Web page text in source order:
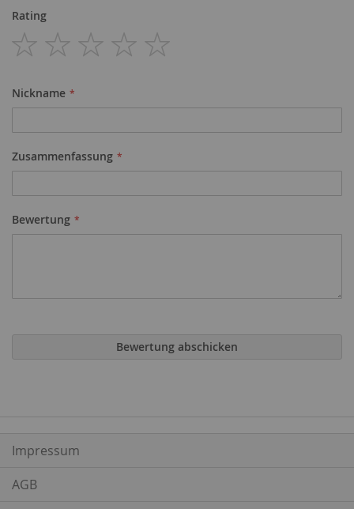
Rating
Nickname
Zusammenfassung
Bewertung
Bewertung abschicken
Impressum
AGB